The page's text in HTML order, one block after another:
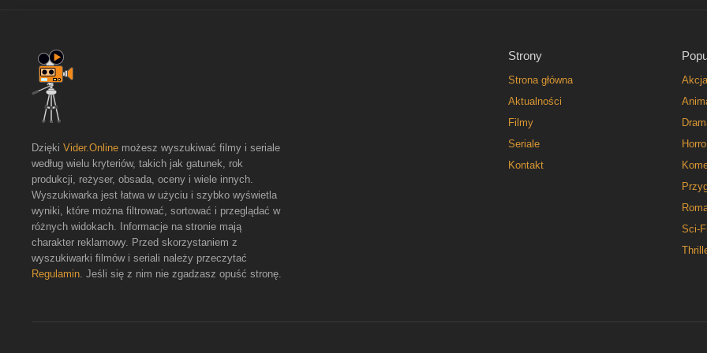
Strony
Strona główna
Aktualności
Filmy
Seriale
Kontakt
Akcja
Sci-Fi
Dzięki Vider.Online możesz wyszukiwać filmy i seriale
według wielu kryteriów, takich jak gatunek, rok
produkcji, reżyser, obsada, oceny i wiele innych.
Wyszukiwarka jest łatwa w użyciu i szybko wyświetla
wyniki, które można filtrować, sortować i przeglądać w
różnych widokach. Informacje na stronie mają
charakter reklamowy. Przed skorzystaniem z
wyszukiwarki filmów i seriali należy przeczytać
Regulamin. Jeśli się z nim nie zgadzasz opuść stronę.